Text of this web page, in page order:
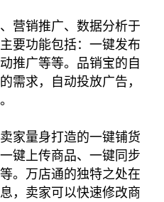
营销推广、数据分析于
要功能包括：一键发布
推广等等。品销宝的自
需求，自动投放广告，
家量身打造的一键铺货
键上传商品、一键同步
。万店通的独特之处在
，卖家可以快速修改商